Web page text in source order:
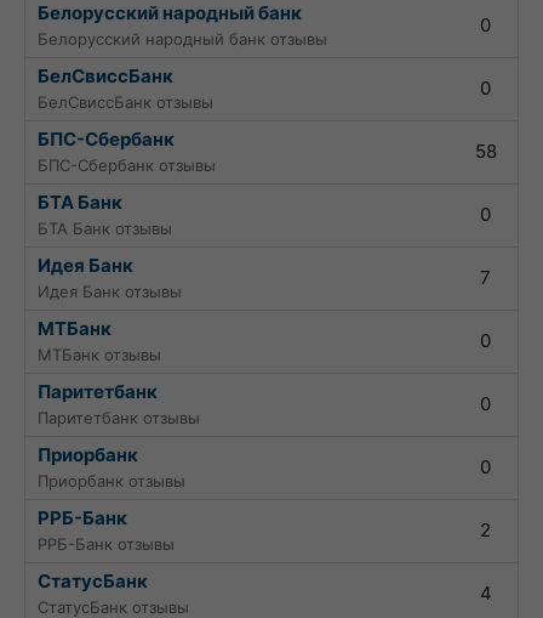
Белорусский народный банк
Белорусский народный банк отзывы
0
БелСвиссБанк
БелСвиссБанк отзывы
0
БПС-Сбербанк
БПС-Сбербанк отзывы
58
БТА Банк
БТА Банк отзывы
0
Идея Банк
Идея Банк отзывы
7
МТБанк
МТБанк отзывы
0
Паритетбанк
Паритетбанк отзывы
0
Приорбанк
Приорбанк отзывы
0
РРБ-Банк
РРБ-Банк отзывы
2
СтатусБанк
СтатусБанк отзывы
4